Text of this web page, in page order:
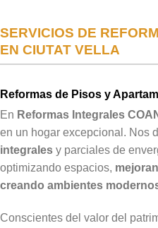
SERVICIOS DE
EN CIUTAT VELLA
Reformas de Pisos y
En Reformas Integrales
en un hogar excepcional. Nos
integrales y parciales de
optimizando espacios,
creando ambientes
Conscientes del valor del